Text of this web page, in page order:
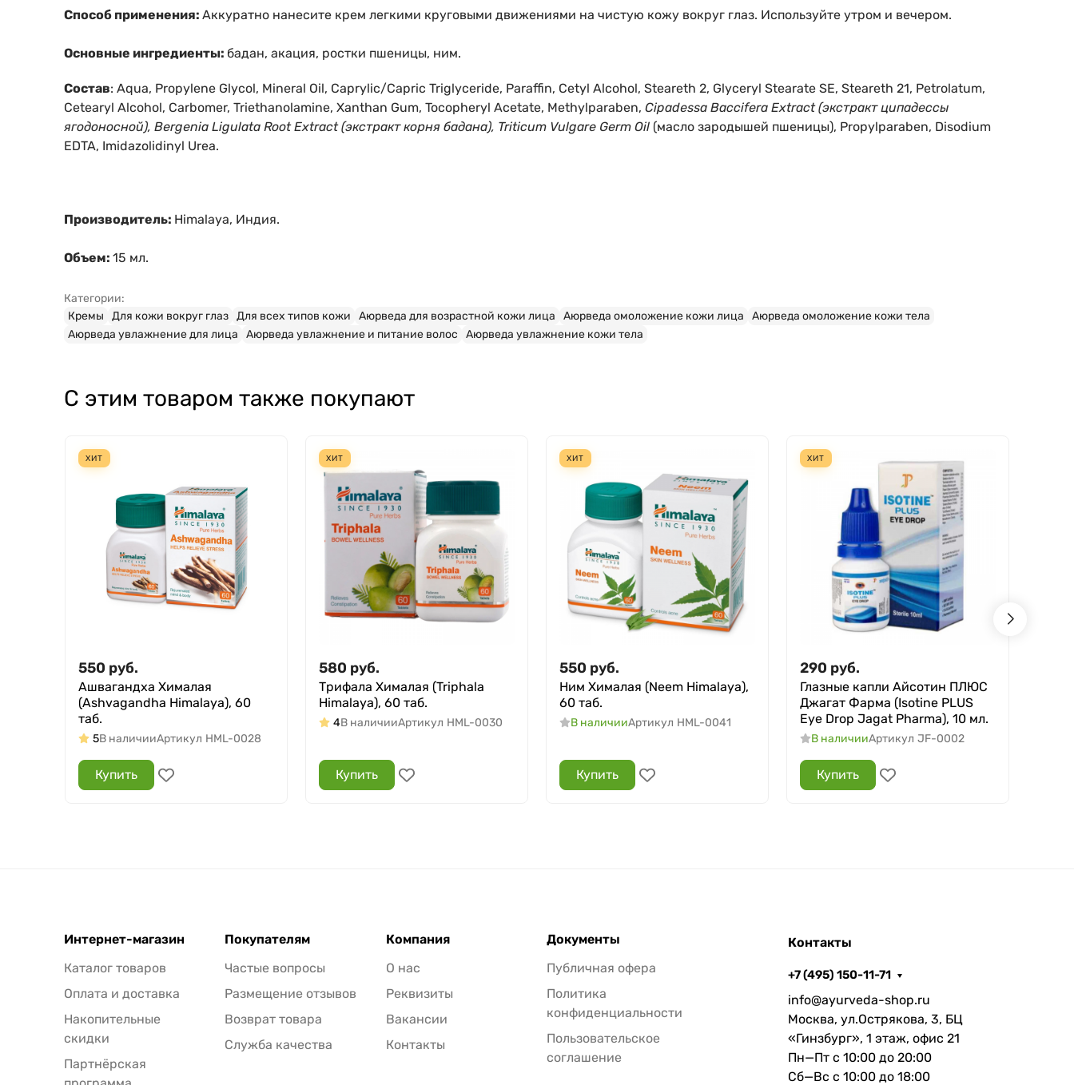
Способ применения: Аккуратно нанесите крем легкими круговыми движениями на чистую кожу вокруг глаз. Используйте утром и вечером.
Основные ингредиенты: бадан, акация, ростки пшеницы, ним.
Состав: Aqua, Propylene Glycol, Mineral Oil, Caprylic/Capric Triglyceride, Paraffin, Cetyl Alcohol, Steareth 2, Glyceryl Stearate SE, Steareth 21, Petrolatum,
Cetearyl Alcohol, Carbomer, Triethanolamine, Xanthan Gum, Tocopheryl Acetate, Methylparaben, Cipadessa Baccifera Extract (экстракт ципадессы
ягодоносной), Bergenia Ligulata Root Extract (экстракт корня бадана), Triticum Vulgare Germ Oil (масло зародышей пшеницы), Propylparaben, Disodium
EDTA, Imidazolidinyl Urea.
Производитель: Himalaya, Индия.
Объем: 15 мл.
Категории:
Кремы
Для кожи вокруг глаз Для всех типов кожи Аюрведа для возрастной кожи лица Аюрведа омоложение кожи лица
Аюрведа омоложение кожи тела
Аюрведа увлажнение для лица
Аюрведа увлажнение и питание волос Аюрведа увлажнение кожи тела
С этим товаром также покупают
ХИТ
550 руб.
Ашвагандха Хималая
(Ashvagandha Himalaya), 60
таб.
5В наличииАртикул HML-0028
Купить
ХИТ
580 руб.
Трифала Хималая (Triphala
Himalaya), 60 таб.
4В наличииАртикул HML-0030
Купить
ХИТ
550 руб.
Ним Хималая (Neem Himalaya),
60 таб.
В наличииАртикул HML-0041
Купить
ХИТ
290 руб.
Глазные капли Айсотин ПЛЮС
Джагат Фарма (Isotine PLUS
Eye Drop Jagat Pharma), 10 мл.
В наличииАртикул JF-0002
Купить
Интернет-магазин
Каталог товаров
Оплата и доставка
Накопительные
скидки
Партнёрская
Покупателям
Частые вопросы
Размещение отзывов
Возврат товара
Служба качества
Компания
О нас
Реквизиты
Вакансии
Контакты
Документы
Публичная офера
Политика
конфиденциальности
Пользовательское
соглашение
Контакты
+7 (495) 150-11-71
info@ayurveda-shop.ru
Москва, ул.Острякова, 3, БЦ
«Гинзбург», 1 этаж, офис 21
Пн—Пт с 10:00 до 20:00
Сб—Вс с 10:00 до 18:00